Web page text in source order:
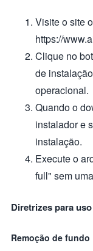
Visite o site
https://
Clique no
de
operacional.
Quando o
instalador e
instalação.
Execute o
full" sem
Diretrizes para uso
Remoção de fundo